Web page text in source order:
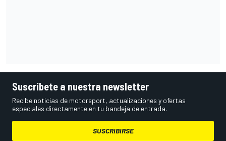
Suscríbete a nuestra newsletter
Recibe noticias de motorsport, actualizaciones y ofertas
especiales directamente en tu bandeja de entrada.
SUSCRIBIRSE